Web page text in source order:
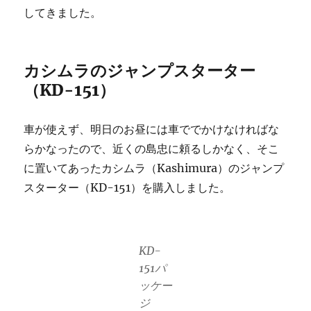
してきました。
カシムラのジャンプスターター
（KD-151）
車が使えず、明日のお昼には車ででかけなければな
らかなったので、近くの島忠に頼るしかなく、そこ
に置いてあったカシムラ（Kashimura）のジャンプ
スターター（KD-151）を購入しました。
KD-
151パ
ッケー
ジ